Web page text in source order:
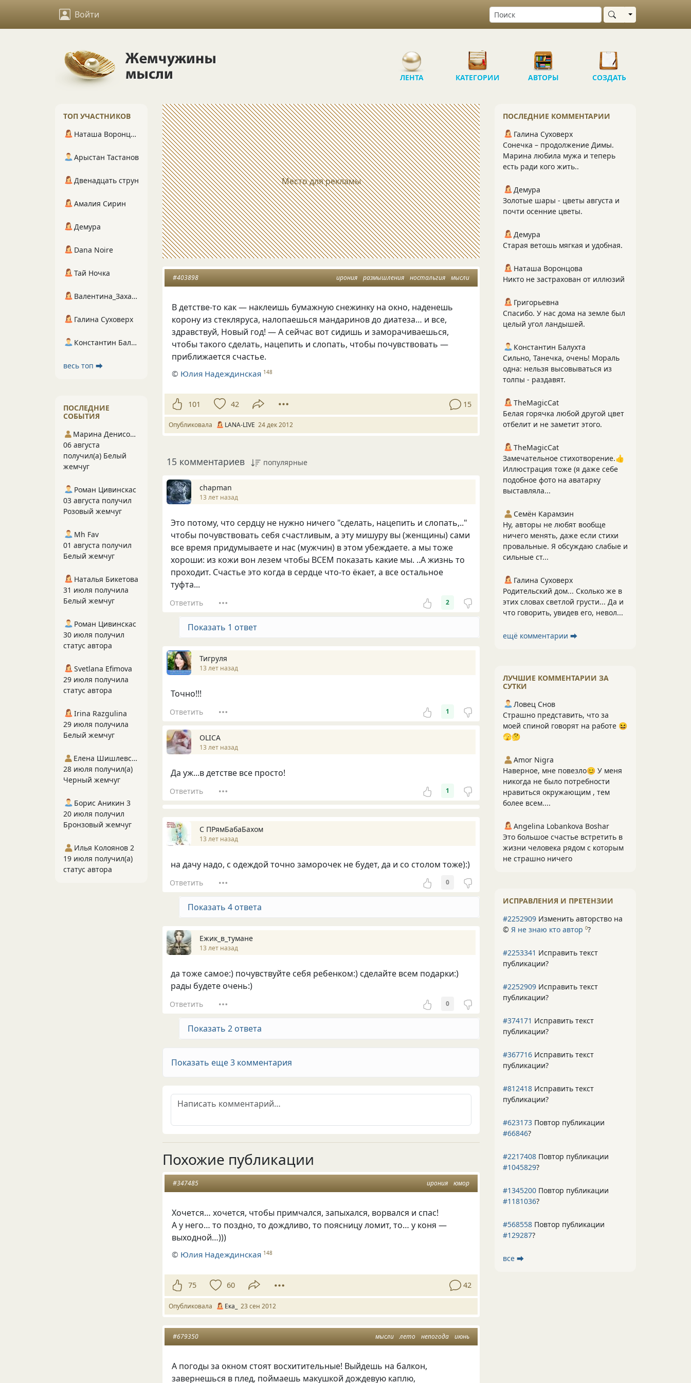
Войти Выбрать область
ЛЕНТА КАТЕГОРИИ АВТОРЫ СОЗДАТЬ
Место для рекламы
ирония размышления ностальгия мысли
#403898
В детстве-то как — наклеишь бумажную снежинку на окно, наденешь
корону из стекляруса, налопаешься мандаринов до диатеза… и все,
здравствуй, Новый год! — А сейчас вот сидишь и заморачиваешься,
чтобы такого сделать, нацепить и слопать, чтобы почувствовать —
приближается счастье.
© Юлия Надеждинская 148
101 42 15
Опубликовала LANA-LIVE 24 дек 2012
15 комментариев популярные
chapman
13 лет назад
Это потому, что сердцу не нужно ничего "сделать, нацепить и слопать,.."
чтобы почувствовать себя счастливым, а эту мишуру вы (женщины) сами
все время придумываете и нас (мужчин) в этом убеждаете. а мы тоже
хороши: из кожи вон лезем чтобы ВСЕМ показать какие мы. ..А жизнь то
проходит. Счастье это когда в сердце что-то ёкает, а все остальное
туфта...
Ответить 2
Показать 1 ответ
Тигруля
13 лет назад
Точно!!!
Ответить 1
OLICA
13 лет назад
Да уж...в детстве все просто!
Ответить 1
С ПРямБабаБахом
13 лет назад
на дачу надо, с одеждой точно заморочек не будет, да и со столом тоже):)
Ответить 0
Показать 4 ответа
Ежик_в_тумане
13 лет назад
да тоже самое:) почувствуйте себя ребенком:) сделайте всем подарки:)
рады будете очень:)
Ответить 0
Показать 2 ответа
Показать еще 3 комментария
Похожие публикации
ирония юмор
#347485
Хочется… хочется, чтобы примчался, запыхался, ворвался и спас!
А у него… то поздно, то дождливо, то поясницу ломит, то… у коня —
выходной…)))
© Юлия Надеждинская 148
75 60 42
Опубликовала Ека_ 23 сен 2012
мысли лето непогода июнь
#679350
А погоды за окном стоят восхитительные! Выйдешь на балкон,
завернешься в плед, поймаешь макушкой дождевую каплю,
ПОСЛЕДНИЕ КОММЕНТАРИИ
Галина Суховерх
Сонечка – продолжение Димы.
Марина любила мужа и теперь
есть ради кого жить..
Демура
Золотые шары - цветы августа и
почти осенние цветы.
Демура
Старая ветошь мягкая и удобная.
Наташа Воронцова
Никто не застрахован от иллюзий
Григорьевна
Спасибо. У нас дома на земле был
целый угол ландышей.
Константин Балухта
Сильно, Танечка, очень! Мораль
одна: нельзя высовываться из
толпы - раздавят.
TheMagicCat
Белая горячка любой другой цвет
отбелит и не заметит этого.
TheMagicCat
Замечательное стихотворение.👍
Иллюстрация тоже (я даже себе
подобное фото на аватарку
выставляла...
Семён Карамзин
Ну, авторы не любят вообще
ничего менять, даже если стихи
провальные. Я обсуждаю слабые и
сильные ст...
Галина Суховерх
Родительский дом... Сколько же в
этих словах светлой грусти... Да и
что говорить, увидев его, невол...
ещё комментарии ⮕
ЛУЧШИЕ КОММЕНТАРИИ ЗА
СУТКИ
Ловец Снов
Страшно представить, что за
моей спиной говорят на работе 😆
🫣🤔
Amor Nigra
Наверное, мне повезло😊 У меня
никогда не было потребности
нравиться окружающим , тем
более всем....
Angelina Lobankova Boshar
Это большое счастье встретить в
жизни человека рядом с которым
не страшно ничего
ИСПРАВЛЕНИЯ И ПРЕТЕНЗИИ
#2252909 Изменить авторство на
© Я не знаю кто автор 0?
#2253341 Исправить текст
публикации?
#2252909 Исправить текст
публикации?
#374171 Исправить текст
публикации?
#367716 Исправить текст
публикации?
#812418 Исправить текст
публикации?
#623173 Повтор публикации
#66846?
#2217408 Повтор публикации
#1045829?
#1345200 Повтор публикации
#1181036?
#568558 Повтор публикации
#129287?
все ⮕
ТОП УЧАСТНИКОВ
Наташа Воронцова
Арыстан Тастанов
Двенадцать струн
Амалия Сирин
Демура
Dana Noire
Тай Ночка
Валентина_Захарова
Галина Суховерх
Константин Балухта
весь топ ⮕
ПОСЛЕДНИЕ
СОБЫТИЯ
Марина Денисова 5
06 августа
получил(а) Белый
жемчуг
Роман Цивинскас
03 августа получил
Розовый жемчуг
Mh Fav
01 августа получил
Белый жемчуг
Наталья Бикетова
31 июля получила
Белый жемчуг
Роман Цивинскас
30 июля получил
статус автора
Svetlana Efimova
29 июля получила
статус автора
Irina Razgulina
29 июля получила
Белый жемчуг
Елена Шишлевская
28 июля получил(а)
Черный жемчуг
Борис Аникин 3
20 июля получил
Бронзовый жемчуг
Илья Колоянов 2
19 июля получил(а)
статус автора